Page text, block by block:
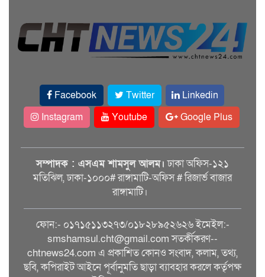
Facebook Twitter
Linkedin
Instagram
Youtube Google Plus
সম্পাদক : এসএম শামসুল আলম। ঢাকা অফিস-১২১
মতিঝিল, ঢাকা-১০০০# রাঙ্গামাটি-অফিস # রিজার্ভ বাজার
রাঙ্গামাটি।
ফোন:- ০১৭১৫১১৩২৭৩/০১৮২৮৯৫২৬২৬ ইমেইল:-
smshamsul.cht@gmail.com সতর্কীকরণ--
chtnews24.com এ প্রকাশিত কোনও সংবাদ, কলাম, তথ্য,
ছবি, কপিরাইট আইনে পূর্বানুমতি ছাড়া ব্যাবহার করলে কর্তৃপক্ষ